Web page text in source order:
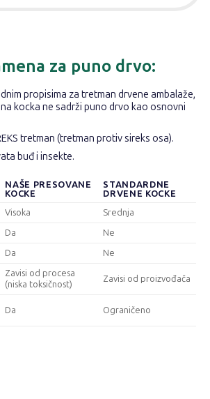
za puno drvo:
propisima za tretman drvene ambalaže,
kocka ne sadrži puno drvo kao osnovni
tretman (tretman protiv sireks osa).
buđ i insekte.
NAŠE PRESOVANE
KOCKE
STANDARDNE
DRVENE KOCKE
Visoka
Srednja
Da
Ne
Da Ne
Zavisi od procesa
(niska toksičnost)
Zavisi od proizvođača
Da Ograničeno